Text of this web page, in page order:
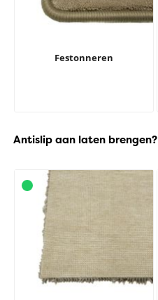
Festonneren
Antislip aan laten brengen?